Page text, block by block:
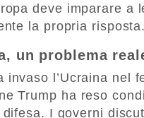
deve imparare a
la propria risposta.
un problema
invaso l’Ucraina nel
Trump ha reso
difesa. I governi